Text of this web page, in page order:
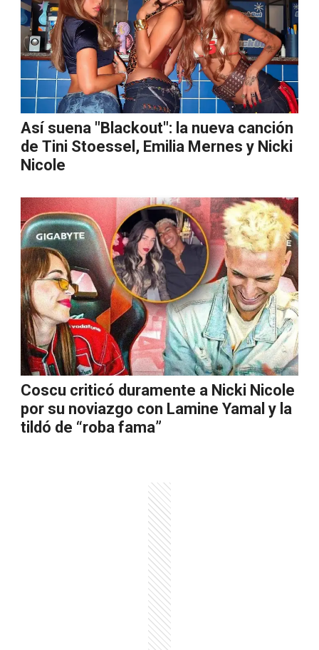
Así suena "Blackout": la nueva canción
de Tini Stoessel, Emilia Mernes y Nicki
Nicole
Coscu criticó duramente a Nicki Nicole
por su noviazgo con Lamine Yamal y la
tildó de “roba fama”